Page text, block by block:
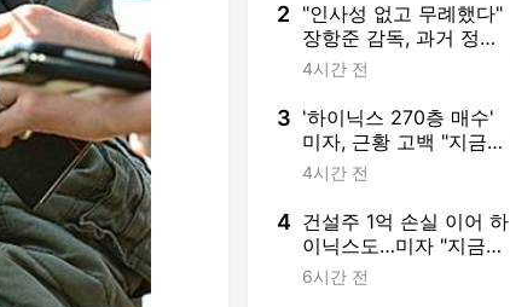
2 "인사성 없고 무례했다"
장항준 감독, 과거 정준
원 태도 평가 발언 파묘
4시간 전
3 '하이닉스 270층 매수'
미자, 근황 고백 "지금
털면 죽어" (미자네 주
4시간 전
4 건설주 1억 손실 이어 하
이닉스도…미자 "지금
털면 죽어"
6시간 전